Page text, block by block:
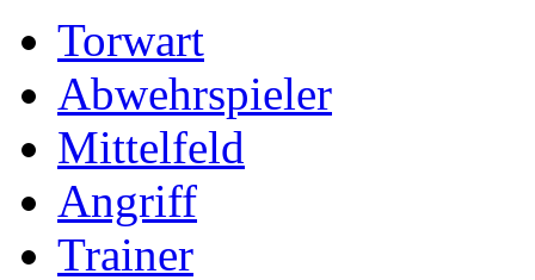
Torwart
Abwehrspieler
Mittelfeld
Angriff
Trainer